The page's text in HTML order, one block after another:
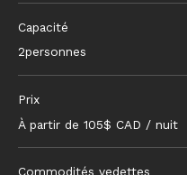
Capacité
2personnes
Prix
À partir de 105$ CAD / nuit
Commodités vedettes